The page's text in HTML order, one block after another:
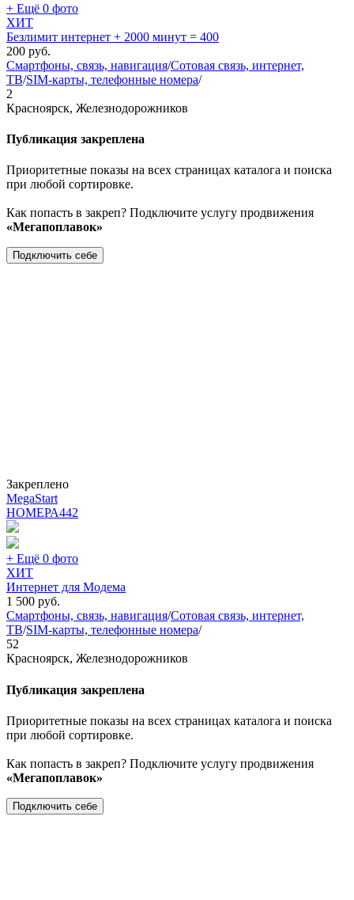
+ Ещё 0 фото
ХИТ
Безлимит интернет + 2000 минут = 400
200 руб.
Смартфоны, связь, навигация/Сотовая связь, интернет,
ТВ/SIM-карты, телефонные номера/
2
Красноярск, Железнодорожников
Публикация закреплена
Приоритетные показы на всех страницах каталога и поиска
при любой сортировке.
Как попасть в закреп? Подключите услугу продвижения
«Мегапоплавок»
Подключить себе
Закреплено
MegaStart
НОМЕРА442
+ Ещё 0 фото
ХИТ
Интернет для Модема
1 500 руб.
Смартфоны, связь, навигация/Сотовая связь, интернет,
ТВ/SIM-карты, телефонные номера/
52
Красноярск, Железнодорожников
Публикация закреплена
Приоритетные показы на всех страницах каталога и поиска
при любой сортировке.
Как попасть в закреп? Подключите услугу продвижения
«Мегапоплавок»
Подключить себе